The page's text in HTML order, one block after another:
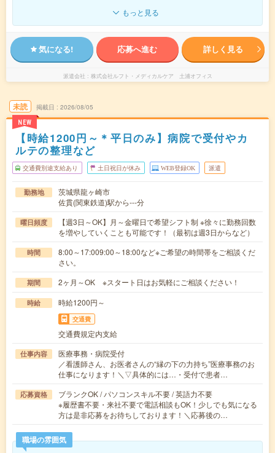
もっと見る
気になる! 応募へ進む 詳しく見る
派遣会社 株式会社ルフト・メディカルケア 土浦オフィス
未読
NEW
掲載日 2026/08/05
【時給1200円～＊平日のみ】病院で受付やカ
ルテの整理など
交通費別途支給あり 土日祝日が休み WEB登録OK 派遣
勤務地
茨城県龍ヶ崎市
佐貫(関東鉄道)駅から---分
曜日頻度
【週3日～OK】月～金曜日で希望シフト制 ※徐々に勤務回数
を増やしていくことも可能です！（最初は週3日からなど）
時間
8:00～17:009:00～18:00など※ご希望の時間帯をご相談くだ
さい。
期間 2ヶ月～OK ※スタート日はお気軽にご相談ください！
時給 時給1200円～
交通費
交通費規定内支給
仕事内容
医療事務・病院受付
／看護師さん、お医者さんの“縁の下の力持ち”医療事務のお
仕事になります！＼▽具体的には…・受付で患者…
応募資格
ブランクOK / パソコンスキル不要 / 英語力不要
※履歴書不要・来社不要で電話相談もOK！少しでも気になる
方は是非応募をお待ちしております！＼応募後の…
職場の雰囲気